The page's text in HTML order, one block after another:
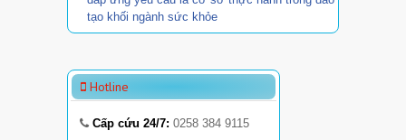
tạo khối ngành sức khỏe
Hotline
Cấp cứu 24/7: 0258 384 9115